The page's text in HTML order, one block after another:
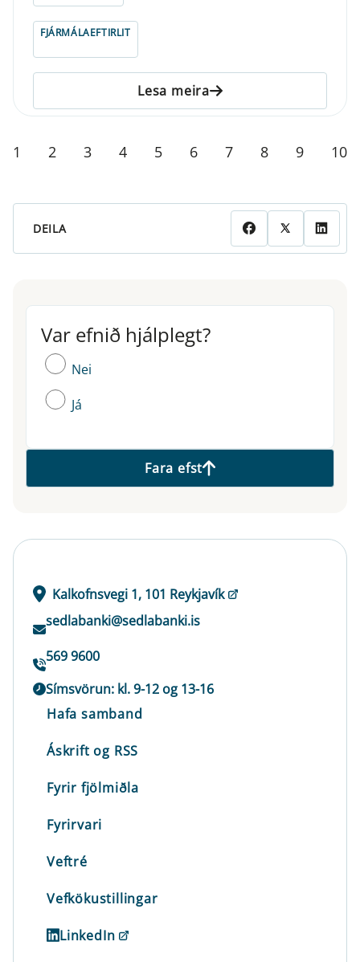
FJÁRMÁLAEFTIRLIT
Lesa meira
1 2 3 4 5 6 7 8 9 10
DEILA
Var efnið hjálplegt?
Var efnið hjálplegt?
Nei
Já
Fara efst
Kalkofnsvegi 1, 101 Reykjavík
sedlabanki@sedlabanki.is
569 9600
Símsvörun: kl. 9-12 og 13-16
Hafa samband
Áskrift og RSS
Fyrir fjölmiðla
Fyrirvari
Veftré
Vefkökustillingar
LinkedIn